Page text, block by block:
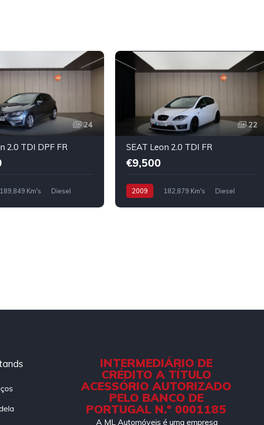
24
2.0 TDI DPF FR
189,849 Km's Diesel
22
SEAT Leon 2.0 TDI FR
€9,500
2009 182,879 Km's Diesel
INTERMEDIÁRIO DE
CRÉDITO A TÍTULO
ACESSÓRIO AUTORIZADO
PELO BANCO DE
PORTUGAL N.º 0001185
A ML Automóveis é uma empresa